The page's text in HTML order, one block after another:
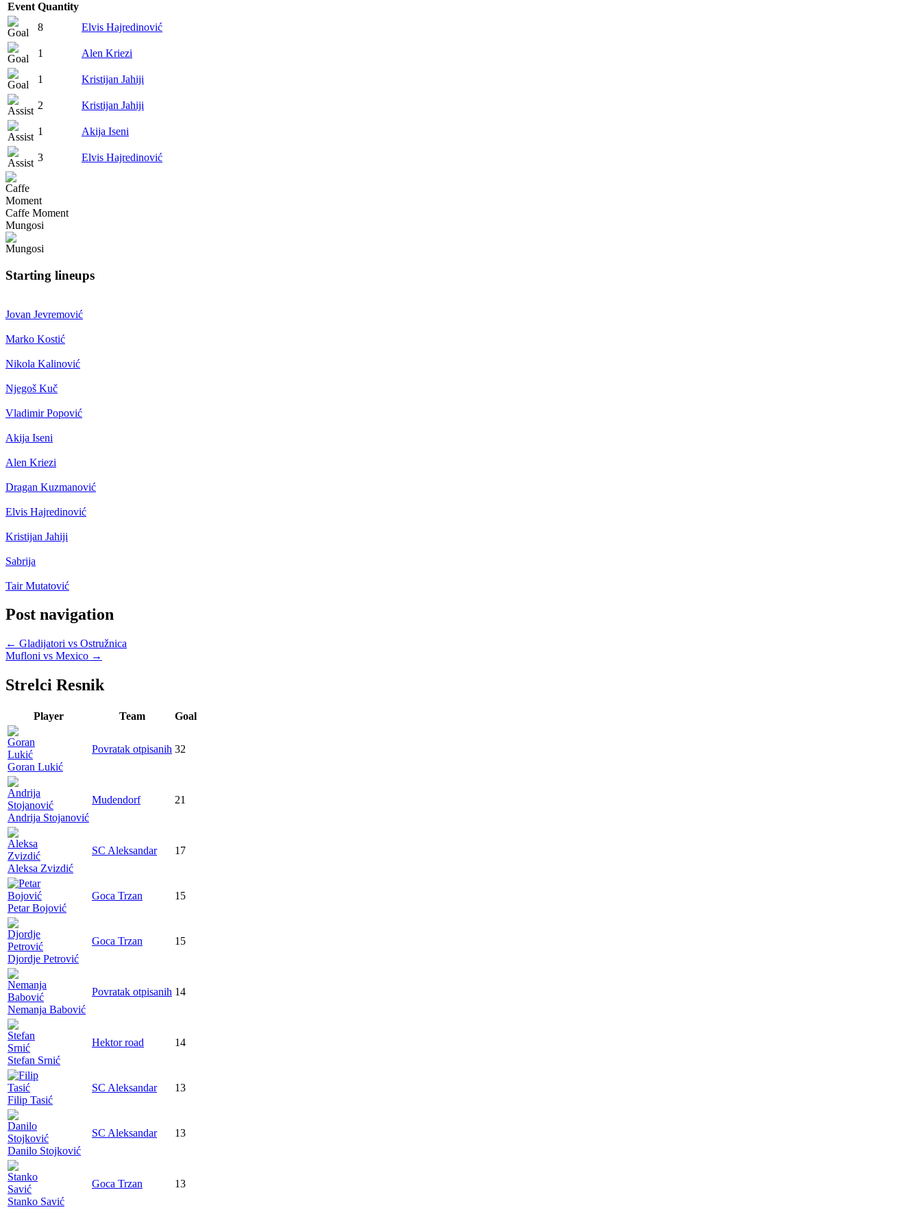
Event Quantity
8
Elvis Hajredinović
1 Alen Kriezi
1 Kristijan Jahiji
2 Kristijan Jahiji
1 Akija Iseni
3 Elvis Hajredinović
Caffe Moment
Mungosi
Starting lineups
Jovan Jevremović
Marko Kostić
Nikola Kalinović
Njegoš Kuč
Vladimir Popović
Akija Iseni
Alen Kriezi
Dragan Kuzmanović
Elvis Hajredinović
Kristijan Jahiji
Sabrija
Tair Mutatović
Post navigation
← Gladijatori vs Ostružnica
Mufloni vs Mexico →
Strelci Resnik
Player Team Goal
Goran Lukić
Povratak otpisanih 32
Andrija Stojanović
Mudendorf 21
Aleksa Zvizdić
SC Aleksandar 17
Petar Bojović
Goca Trzan 15
Djordje Petrović
Goca Trzan 15
Nemanja Babović
Povratak otpisanih 14
Stefan Srnić
Hektor road 14
Filip Tasić
SC Aleksandar 13
Danilo Stojković
SC Aleksandar 13
Stanko Savić
Goca Trzan 13